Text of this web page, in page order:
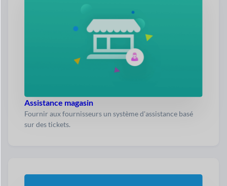
Assistance magasin
Fournir aux fournisseurs un système d'assistance basé
sur des tickets.